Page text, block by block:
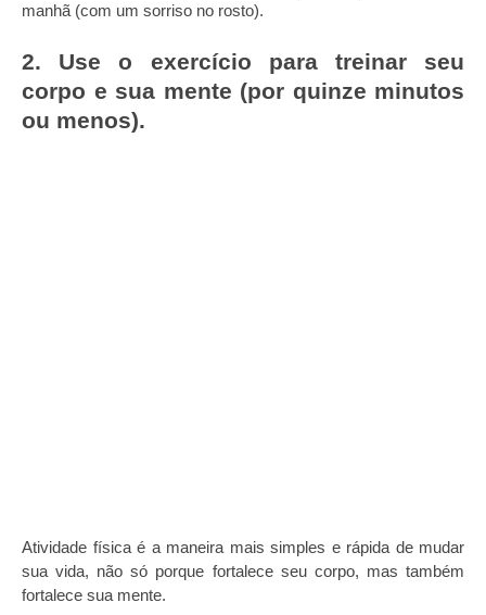
manhã (com um sorriso no rosto).
2. Use o exercício para treinar seu
corpo e sua mente (por quinze minutos
ou menos).
Atividade física é a maneira mais simples e rápida de mudar
sua vida, não só porque fortalece seu corpo, mas também
fortalece sua mente.